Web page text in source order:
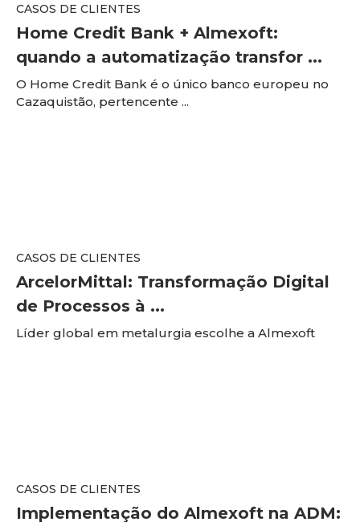
CASOS DE CLIENTES
Home Credit Bank + Almexoft:
quando a automatização transfor ...
O Home Credit Bank é o único banco europeu no
Cazaquistão, pertencente ...
CASOS DE CLIENTES
ArcelorMittal: Transformação Digital
de Processos à ...
Líder global em metalurgia escolhe a Almexoft
CASOS DE CLIENTES
Implementação do Almexoft na ADM: